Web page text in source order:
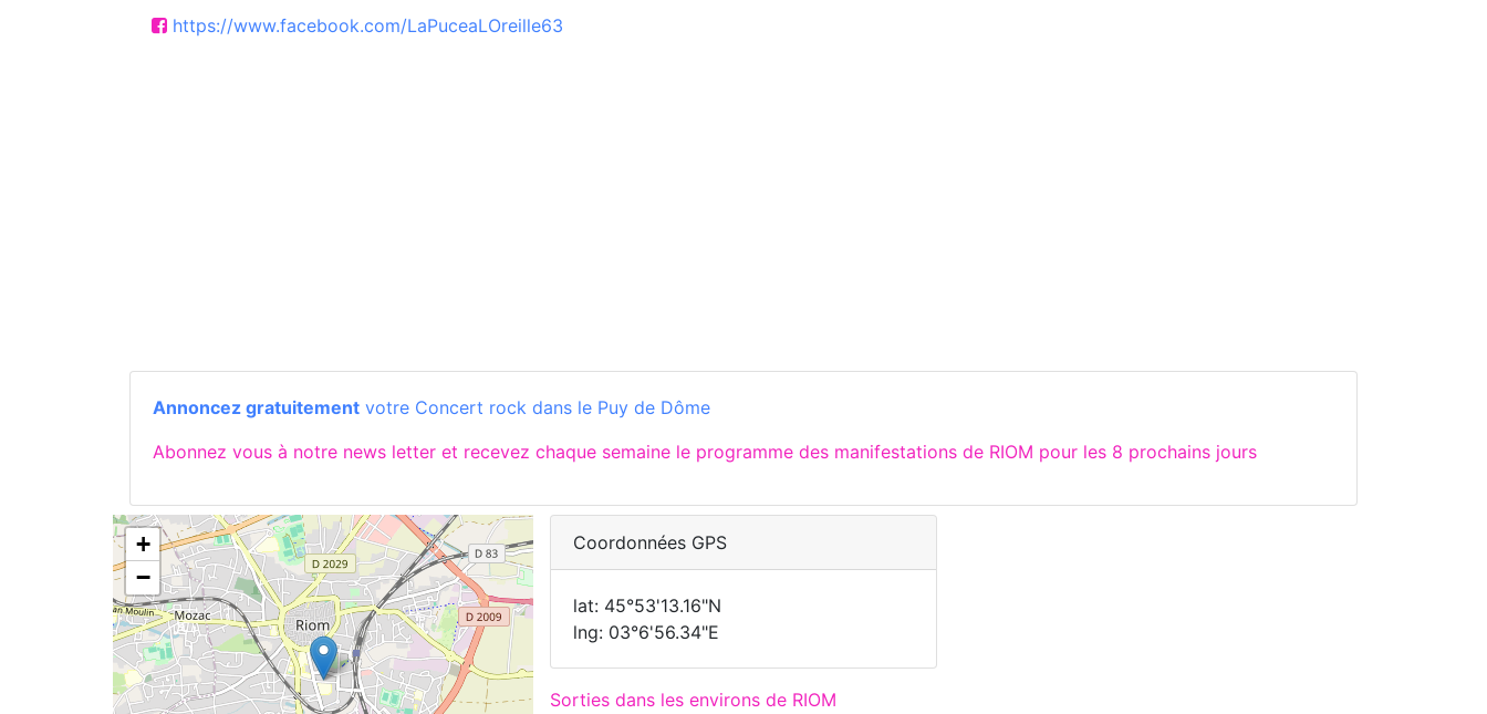
https://www.facebook.com/LaPuceaLOreille63
Annoncez gratuitement votre Concert rock dans le Puy de Dôme
Abonnez vous à notre news letter et recevez chaque semaine le programme des manifestations de RIOM pour les 8 prochains jours
+
−
Coordonnées GPS
lat: 45°53'13.16"N
lng: 03°6'56.34"E
Sorties dans les environs de RIOM